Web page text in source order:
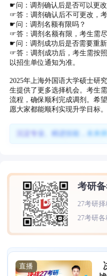
☛问：调剂确认后是否可以更改
☞答：调剂确认后不可更改，考
☛问：调剂名额有限吗？
☞答：调剂名额有限，考生需
☛问：调剂成功后是否需要重
☞答：调剂成功后，考生需按
以招生单位通知为准。
2025年上海外国语大学硕士研
生提供了更多选择机会。考生
流程，确保顺利完成调剂。希
愿大家都能顺利实现升学目标。
沉淀专业、精进技能，未来
考研
27考研
27考研
直播